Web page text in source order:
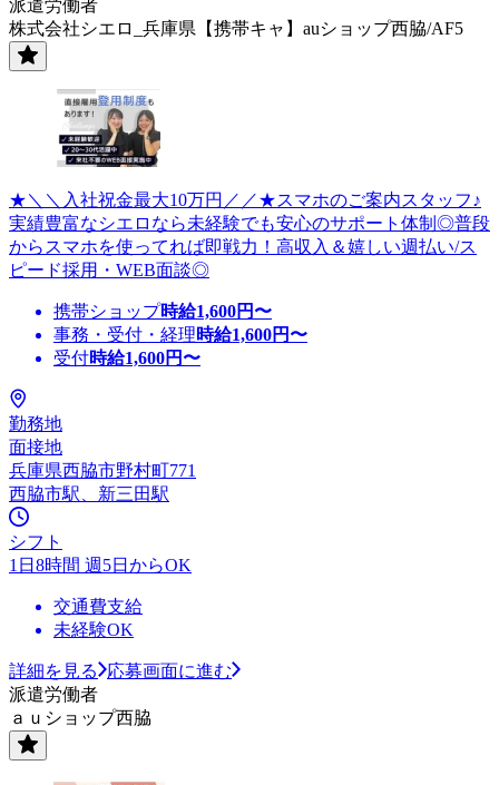
派遣労働者
株式会社シエロ_兵庫県【携帯キャ】auショップ西脇/AF5
★＼＼入社祝金最大10万円／／★スマホのご案内スタッフ♪
実績豊富なシエロなら未経験でも安心のサポート体制◎普段
からスマホを使ってれば即戦力！高収入＆嬉しい週払い/ス
ピード採用・WEB面談◎
携帯ショップ時給1,600円〜
事務・受付・経理時給1,600円〜
受付時給1,600円〜
勤務地
面接地
兵庫県西脇市野村町771
西脇市駅、新三田駅
シフト
1日8時間 週5日からOK
交通費支給
未経験OK
詳細を見る
応募画面に進む
派遣労働者
ａｕショップ西脇